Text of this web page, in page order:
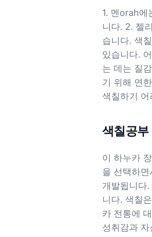
1. 멘orah에
니다. 2. 젤
습니다. 색
있습니다.
는 데는 질
기 위해 연
색칠하기
색칠공부
이 하누카
을 선택하
개발됩니다
니다. 색칠
카 전통에
성취감과